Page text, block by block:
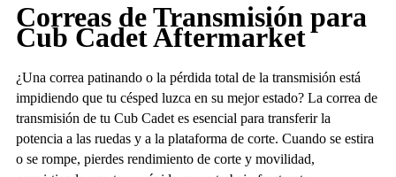
Correas de Transmisión para
Cub Cadet Aftermarket
¿Una correa patinando o la pérdida total de la transmisión está
impidiendo que tu césped luzca en su mejor estado? La correa de
transmisión de tu Cub Cadet es esencial para transferir la
potencia a las ruedas y a la plataforma de corte. Cuando se estira
o se rompe, pierdes rendimiento de corte y movilidad,